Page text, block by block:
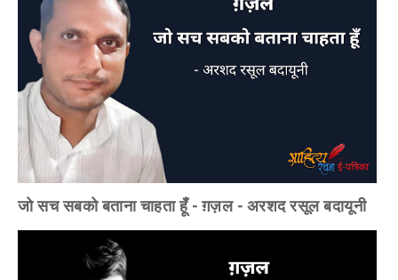
जो सच सबको बताना चाहता हूँ - ग़ज़ल - अरशद रसूल बदायूनी